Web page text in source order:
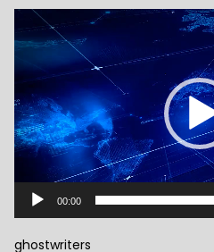
Pemutar
Video
00:00
ghostwriters